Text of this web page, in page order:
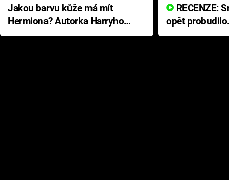
Jakou barvu kůže má mít
Hermiona? Autorka Harryho
Pottera přišla s ráznou
opět
přichází s